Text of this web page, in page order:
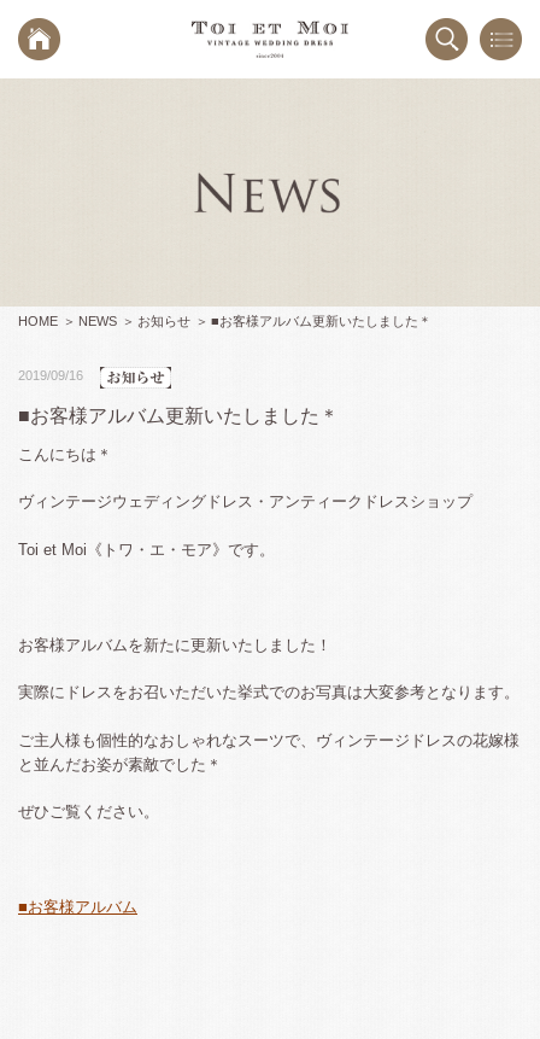
HOME NEWS お知らせ ■お客様アルバム更新いたしました＊
2019/09/16
■お客様アルバム更新いたしました＊
こんにちは＊
ヴィンテージウェディングドレス・アンティークドレスショップ
Toi et Moi《トワ・エ・モア》です。
お客様アルバムを新たに更新いたしました！
実際にドレスをお召いただいた挙式でのお写真は大変参考となります。
ご主人様も個性的なおしゃれなスーツで、ヴィンテージドレスの花嫁様
と並んだお姿が素敵でした＊
ぜひご覧ください。
■お客様アルバム